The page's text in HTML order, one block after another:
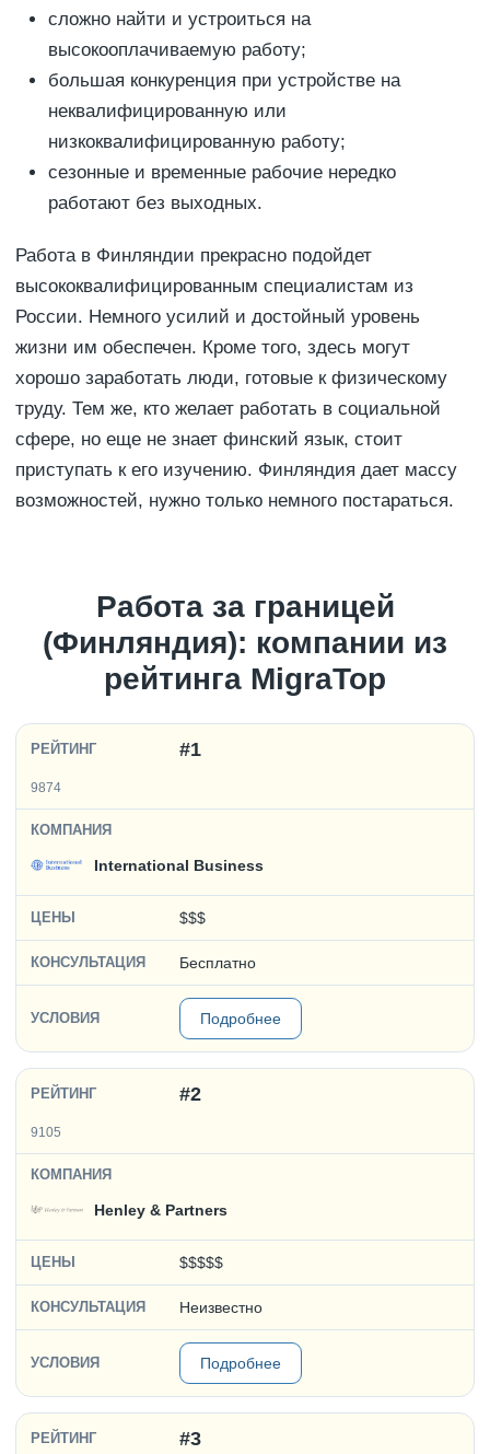
сложно найти и устроиться на
высокооплачиваемую работу;
большая конкуренция при устройстве на
неквалифицированную или
низкоквалифицированную работу;
сезонные и временные рабочие нередко
работают без выходных.
Работа в Финляндии прекрасно подойдет
высококвалифицированным специалистам из
России. Немного усилий и достойный уровень
жизни им обеспечен. Кроме того, здесь могут
хорошо заработать люди, готовые к физическому
труду. Тем же, кто желает работать в социальной
сфере, но еще не знает финский язык, стоит
приступать к его изучению. Финляндия дает массу
возможностей, нужно только немного постараться.
Работа за границей
(Финляндия): компании из
рейтинга MigraTop
#1
9874
International Business
$$$
Бесплатно
Подробнее
#2
9105
Henley & Partners
$$$$$
Неизвестно
Подробнее
#3